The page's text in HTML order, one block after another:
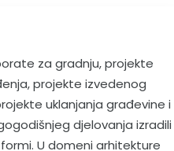
za gradnju, projekte
projekte izvedenog
uklanjanja građevine i
djelovanja izradili
U domeni arhitekture